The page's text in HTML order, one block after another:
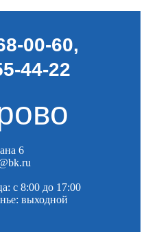
00-60,
44-22
6
c 8:00 до 17:00
выходной